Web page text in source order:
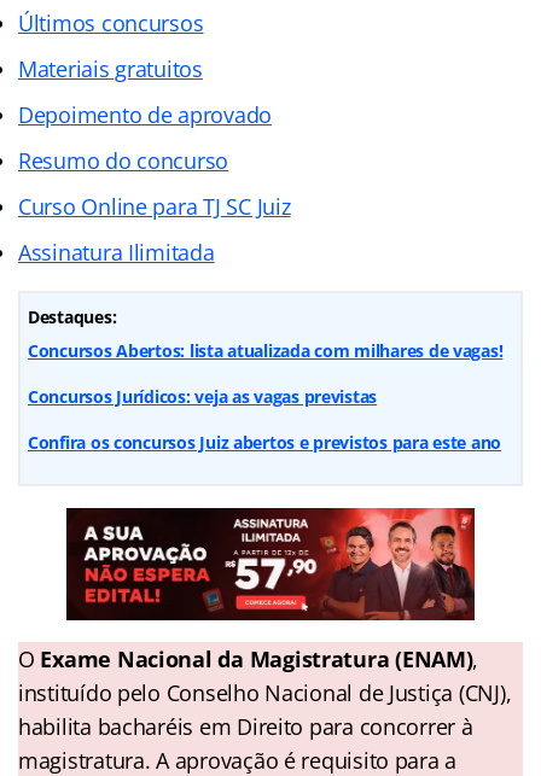
Últimos concursos
Materiais gratuitos
Depoimento de aprovado
Resumo do concurso
Curso Online para TJ SC Juiz
Assinatura Ilimitada
Destaques:
Concursos Abertos: lista atualizada com milhares de vagas!
Concursos Jurídicos: veja as vagas previstas
Confira os concursos Juiz abertos e previstos para este ano
O Exame Nacional da Magistratura (ENAM),
instituído pelo Conselho Nacional de Justiça (CNJ),
habilita bacharéis em Direito para concorrer à
magistratura. A aprovação é requisito para a